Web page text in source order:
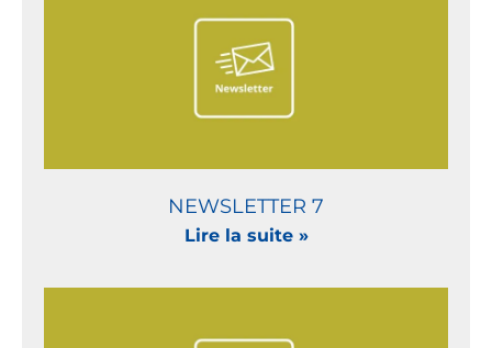
NEWSLETTER 7
Lire la suite »